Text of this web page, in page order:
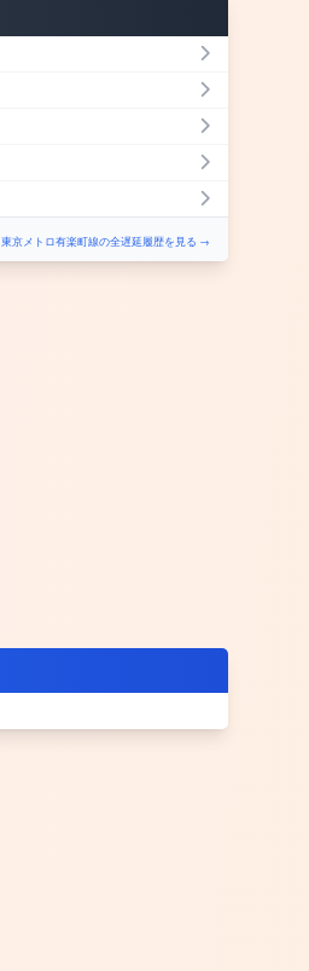
東京メトロ有楽町線の全遅延履歴を見る →